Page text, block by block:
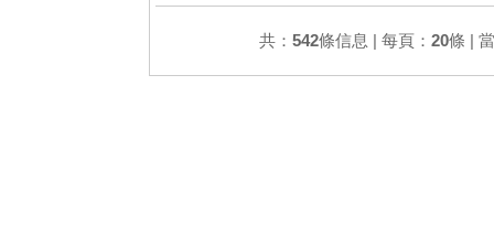
共： 542條信息 | 每頁： 20條 |